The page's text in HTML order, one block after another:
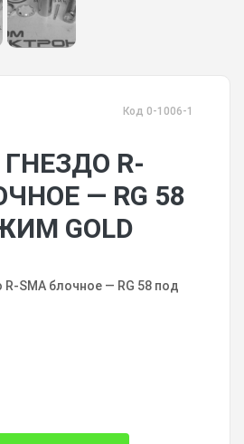
Код 0-1006-1
R-
— RG 58
GOLD
R-SMA блочное — RG 58 под